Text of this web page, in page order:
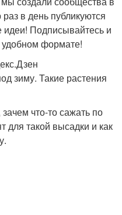
в день публикуются
идеи! Подписывайтесь и
удобном формате!
зиму. Такие растения
что-то сажать по
для такой высадки и как